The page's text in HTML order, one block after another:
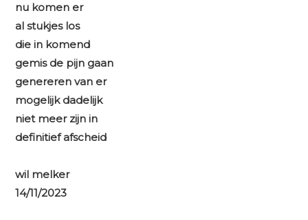
nu komen er
al stukjes los
die in komend
gemis de pijn gaan
genereren van er
mogelijk dadelijk
niet meer zijn in
definitief afscheid
wil melker
14/11/2023